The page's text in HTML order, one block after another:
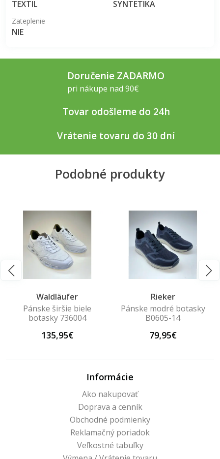
TEXTIL SYNTETIKA
Zateplenie
NIE
Doručenie ZADARMO
pri nákupe nad 90€
Tovar odošleme do 24h
Vrátenie tovaru do 30 dní
Podobné produkty
Waldläufer
Pánske širšie biele
botasky 736004
135,95€
Rieker
Pánske modré botasky
B0605-14
79,95€
Informácie
Ako nakupovať
Doprava a cenník
Obchodné podmienky
Reklamačný poriadok
Veľkostné tabuľky